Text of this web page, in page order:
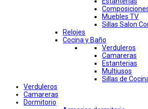
Muebles TV
Sillas Salon
Relojes
Cocina y Baño
Verduleros
Camareras
Estanterias
Multiusos
Sillas de
Verduleros
Camareras
Dormitorio